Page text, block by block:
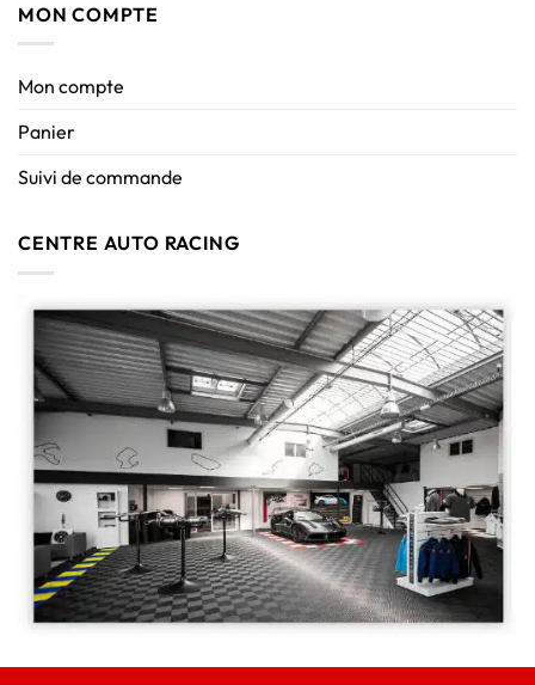
MON COMPTE
Mon compte
Panier
Suivi de commande
CENTRE AUTO RACING